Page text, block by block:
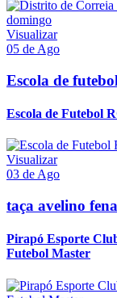
Visualizar
05 de Ago
Escola de futebol
Escola de Futebol
Visualizar
03 de Ago
taça avelino
Pirapó Esporte
Futebol Master